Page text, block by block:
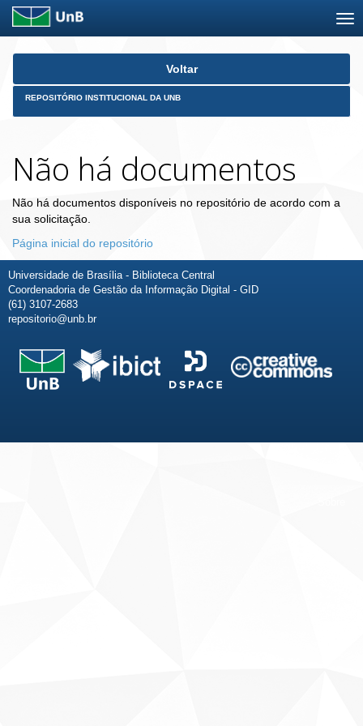
Skip
Voltar
REPOSITÓRIO INSTITUCIONAL DA UNB
Não há documentos
Não há documentos disponíveis no repositório de acordo com a
sua solicitação.
Página inicial do repositório
Universidade de Brasília - Biblioteca Central
Coordenadoria de Gestão da Informação Digital - GID
(61) 3107-2683
repositorio@unb.br